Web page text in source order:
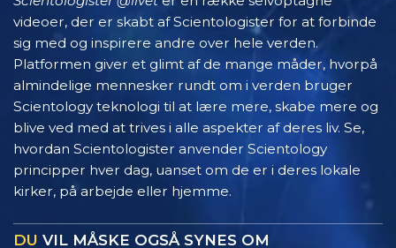
videoer, der er skabt af Scientologister for at forbinde
sig med og inspirere andre over hele verden.
Platformen giver et glimt af de mange måder, hvorpå
almindelige mennesker rundt om i verden bruger
Scientology teknologi til at lære mere, skabe mere og
blive ved med at trives i alle aspekter af deres liv. Se,
hvordan Scientologister anvender Scientology
principper hver dag, uanset om de er i deres lokale
kirker, på arbejde eller hjemme.
DU VIL MÅSKE OGSÅ SYNES OM